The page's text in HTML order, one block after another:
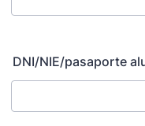
DNI/NIE/pasaporte